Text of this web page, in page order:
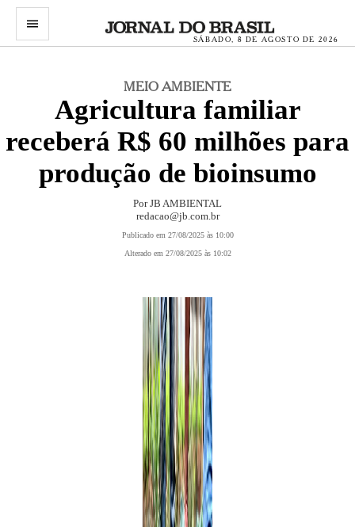
menu
SÁBADO, 8 DE AGOSTO DE 2026
MEIO AMBIENTE
Agricultura familiar
receberá R$ 60 milhões para
produção de bioinsumo
Por JB AMBIENTAL
redacao@jb.com.br
Publicado em 27/08/2025 às 10:00
Alterado em 27/08/2025 às 10:02